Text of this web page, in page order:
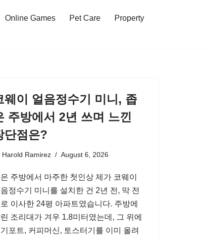
Online Games Pet Care
Property
웨이 얼음정수기 미니, 좁
주방에서 2년 쓰며 느낀
단점은?
Harold Ramirez August 6, 2026
주방에서 마주한 첫인상 제가 코웨이
정수기 미니를 설치한 건 2년 전, 막 전
이사한 24평 아파트였습니다. 주방에
조리대가 겨우 1.8미터였는데, 그 위에
포트, 커피머신, 토스터기를 이미 올려